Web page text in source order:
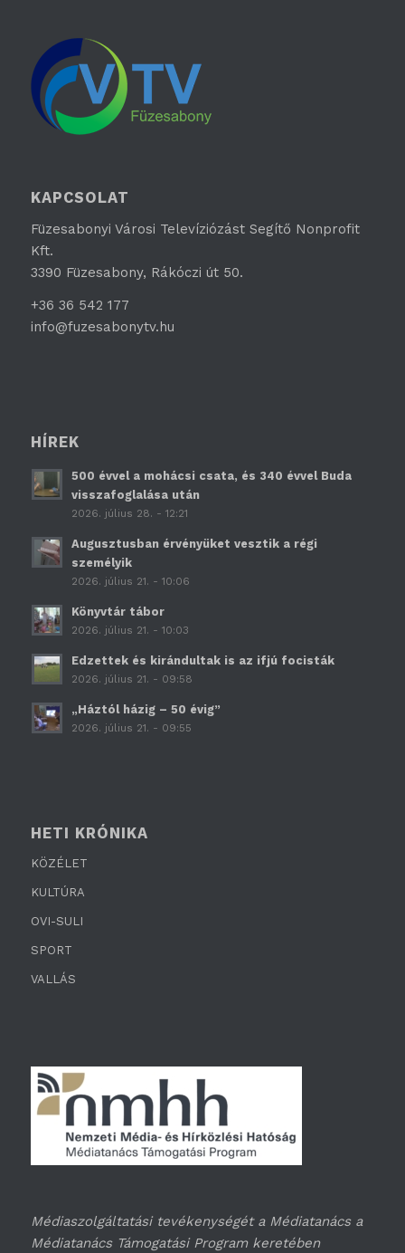
KAPCSOLAT
Füzesabonyi Városi Televíziózást Segítő Nonprofit
Kft.
3390 Füzesabony, Rákóczi út 50.
+36 36 542 177
info@fuzesabonytv.hu
HÍREK
500 évvel a mohácsi csata, és 340 évvel Buda
visszafoglalása után
2026. július 28. - 12:21
Augusztusban érvényüket vesztik a régi
személyik
2026. július 21. - 10:06
Könyvtár tábor
2026. július 21. - 10:03
Edzettek és kirándultak is az ifjú focisták
2026. július 21. - 09:58
„Háztól házig – 50 évig”
2026. július 21. - 09:55
HETI KRÓNIKA
KÖZÉLET
KULTÚRA
OVI-SULI
SPORT
VALLÁS
Médiaszolgáltatási tevékenységét a Médiatanács a
Médiatanács Támogatási Program keretében